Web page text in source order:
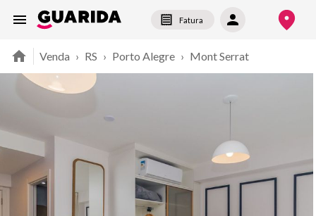
Fatura
Venda › RS › Porto Alegre › Mont Serrat